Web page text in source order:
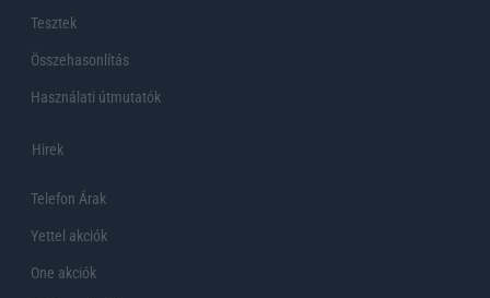
Tesztek
Összehasonlítás
Használati útmutatók
Hirek
Telefon Árak
Yettel akciók
One akciók